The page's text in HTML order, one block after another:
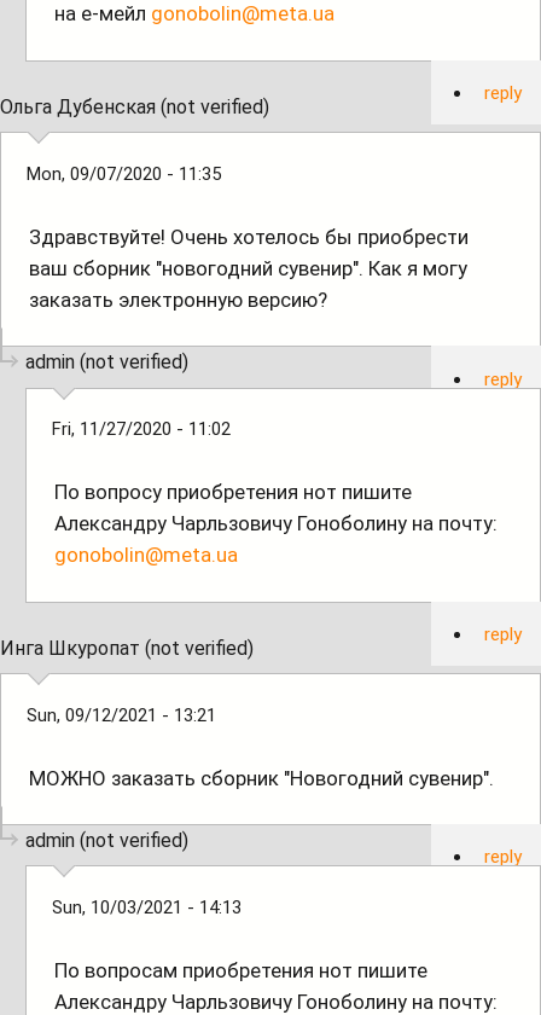
на е-мейл gonobolin@meta.ua
reply
Ольга Дубенская (not verified)
Mon, 09/07/2020 - 11:35
Здравствуйте! Очень хотелось бы приобрести
ваш сборник "новогодний сувенир". Как я могу
заказать электронную версию?
reply
admin (not verified)
Fri, 11/27/2020 - 11:02
По вопросу приобретения нот пишите
Александру Чарльзовичу Гоноболину на почту:
gonobolin@meta.ua
reply
Инга Шкуропат (not verified)
Sun, 09/12/2021 - 13:21
МОЖНО заказать сборник "Новогодний сувенир".
reply
admin (not verified)
Sun, 10/03/2021 - 14:13
По вопросам приобретения нот пишите
Александру Чарльзовичу Гоноболину на почту: